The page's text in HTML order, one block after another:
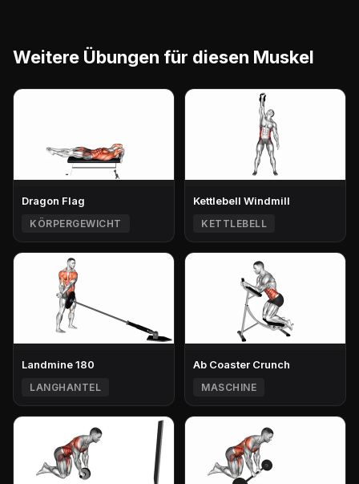
Weitere Übungen für diesen Muskel
Dragon Flag
KÖRPERGEWICHT
Kettlebell Windmill
KETTLEBELL
Landmine 180
LANGHANTEL
Ab Coaster Crunch
MASCHINE